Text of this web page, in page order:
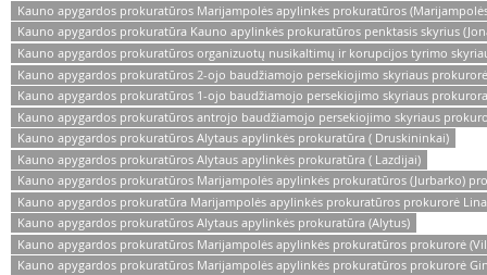
Kauno apygardos prokuratūros Marijampolės apylinkės prokuratūros
Kauno apygardos prokuratūra Kauno apylinkės prokuratūros penktasis skyrius
Kauno apygardos prokuratūros organizuotų nusikaltimų ir korupcijos tyrimo
Kauno apygardos prokuratūros 2-ojo baudžiamojo persekiojimo skyriaus
Kauno apygardos prokuratūros 1-ojo baudžiamojo persekiojimo skyriaus
Kauno apygardos prokuratūros antrojo baudžiamojo persekiojimo skyriaus
Kauno apygardos prokuratūros Alytaus apylinkės prokuratūra ( Druskininkai)
Kauno apygardos prokuratūros Alytaus apylinkės prokuratūra ( Lazdijai)
Kauno apygardos prokuratūros Marijampolės apylinkės prokuratūros (Jurbarko)
Kauno apygardos prokuratūra Marijampolės apylinkės prokuratūros prokurorė
Kauno apygardos prokuratūros Alytaus apylinkės prokuratūra (Alytus)
Kauno apygardos prokuratūros Marijampolės apylinkės prokuratūros prokurorė
Kauno apygardos prokuratūros Marijampolės apylinkės prokuratūros prokurorė